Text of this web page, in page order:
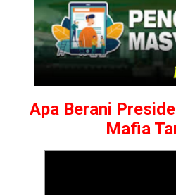
Apa Berani
Mafia